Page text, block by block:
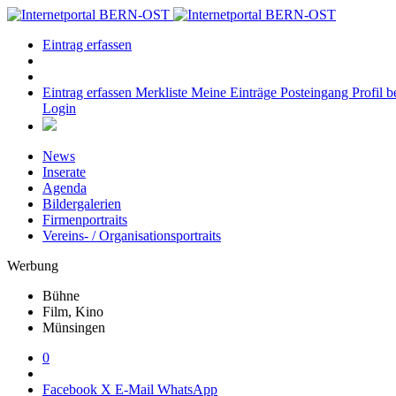
Eintrag erfassen
Eintrag erfassen Merkliste Meine Einträge Posteingang Profil
Login
News
Inserate
Agenda
Bildergalerien
Firmenportraits
Vereins- / Organisationsportraits
Werbung
Bühne
Film, Kino
Münsingen
0
Facebook X E-Mail WhatsApp